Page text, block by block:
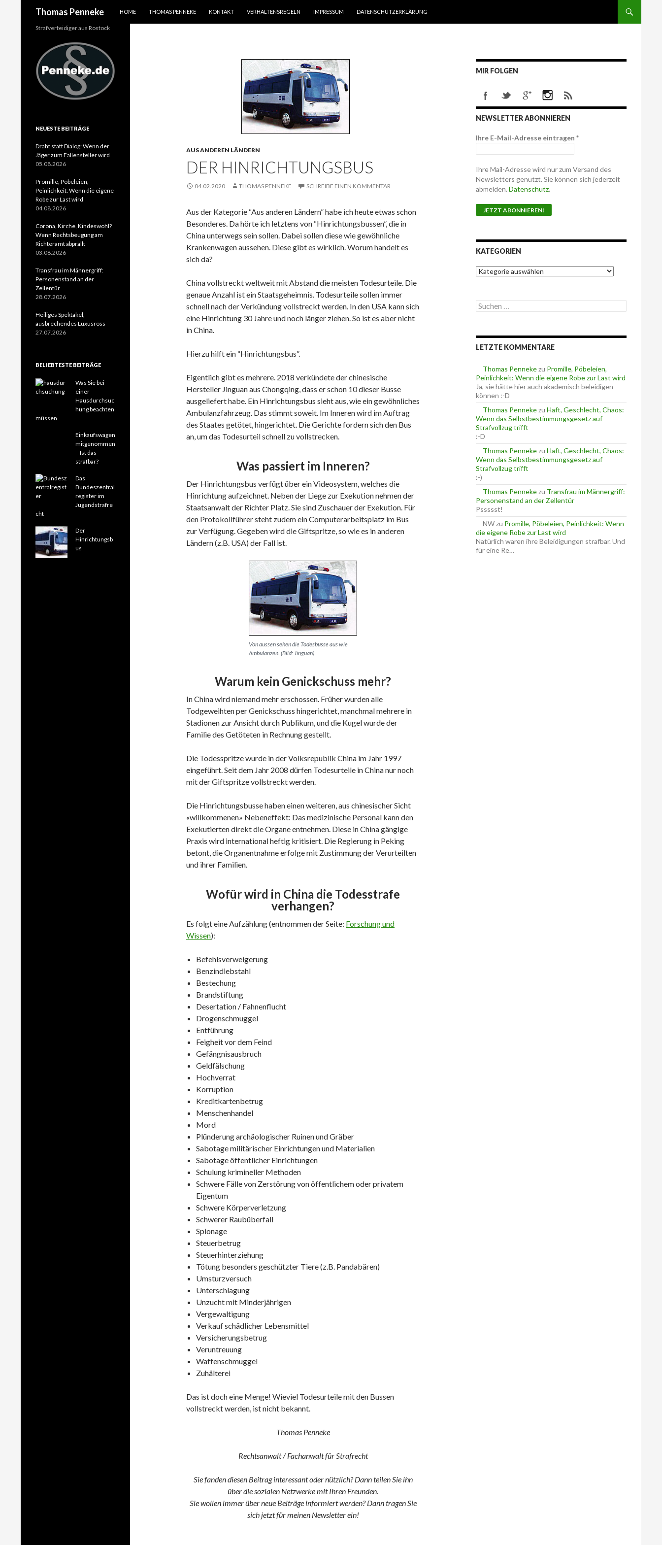
Thomas Penneke
HOME
THOMAS PENNEKE KONTAKT VERHALTENSREGELN IMPRESSUM DATENSCHUTZERKLÄRUNG
AUS ANDEREN LÄNDERN
DER HINRICHTUNGSBUS
04.02.2020 THOMAS PENNEKE SCHREIBE EINEN KOMMENTAR
Aus der Kategorie “Aus anderen Ländern” habe ich heute etwas schon
Besonderes. Da hörte ich letztens von “Hinrichtungsbussen”, die in
China unterwegs sein sollen. Dabei sollen diese wie gewöhnliche
Krankenwagen aussehen. Diese gibt es wirklich. Worum handelt es
sich da?
China vollstreckt weltweit mit Abstand die meisten Todesurteile. Die
genaue Anzahl ist ein Staatsgeheimnis. Todesurteile sollen immer
schnell nach der Verkündung vollstreckt werden. In den USA kann sich
eine Hinrichtung 30 Jahre und noch länger ziehen. So ist es aber nicht
in China.
Hierzu hilft ein “Hinrichtungsbus”.
Eigentlich gibt es mehrere. 2018 verkündete der chinesische
Hersteller Jinguan aus Chongqing, dass er schon 10 dieser Busse
ausgeliefert habe. Ein Hinrichtungsbus sieht aus, wie ein gewöhnliches
Ambulanzfahrzeug. Das stimmt soweit. Im Inneren wird im Auftrag
des Staates getötet, hingerichtet. Die Gerichte fordern sich den Bus
an, um das Todesurteil schnell zu vollstrecken.
Was passiert im Inneren?
Der Hinrichtungsbus verfügt über ein Videosystem, welches die
Hinrichtung aufzeichnet. Neben der Liege zur Exekution nehmen der
Staatsanwalt der Richter Platz. Sie sind Zuschauer der Exekution. Für
den Protokollführer steht zudem ein Computerarbeitsplatz im Bus
zur Verfügung. Gegeben wird die Giftspritze, so wie es in anderen
Ländern (z.B. USA) der Fall ist.
Von aussen sehen die Todesbusse aus wie
Ambulanzen. (Bild: Jinguan)
Warum kein Genickschuss mehr?
In China wird niemand mehr erschossen. Früher wurden alle
Todgeweihten per Genickschuss hingerichtet, manchmal mehrere in
Stadionen zur Ansicht durch Publikum, und die Kugel wurde der
Familie des Getöteten in Rechnung gestellt.
Die Todesspritze wurde in der Volksrepublik China im Jahr 1997
eingeführt. Seit dem Jahr 2008 dürfen Todesurteile in China nur noch
mit der Giftspritze vollstreckt werden.
Die Hinrichtungsbusse haben einen weiteren, aus chinesischer Sicht
«willkommenen» Nebeneffekt: Das medizinische Personal kann den
Exekutierten direkt die Organe entnehmen. Diese in China gängige
Praxis wird international heftig kritisiert. Die Regierung in Peking
betont, die Organentnahme erfolge mit Zustimmung der Verurteilten
und ihrer Familien.
Wofür wird in China die Todesstrafe
verhangen?
Es folgt eine Aufzählung (entnommen der Seite: Forschung und
Wissen):
Befehlsverweigerung
Benzindiebstahl
Bestechung
Brandstiftung
Desertation / Fahnenflucht
Drogenschmuggel
Entführung
Feigheit vor dem Feind
Gefängnisausbruch
Geldfälschung
Hochverrat
Korruption
Kreditkartenbetrug
Menschenhandel
Mord
Plünderung archäologischer Ruinen und Gräber
Sabotage militärischer Einrichtungen und Materialien
Sabotage öffentlicher Einrichtungen
Schulung krimineller Methoden
Schwere Fälle von Zerstörung von öffentlichem oder privatem
Eigentum
Schwere Körperverletzung
Schwerer Raubüberfall
Spionage
Steuerbetrug
Steuerhinterziehung
Tötung besonders geschützter Tiere (z.B. Pandabären)
Umsturzversuch
Unterschlagung
Unzucht mit Minderjährigen
Vergewaltigung
Verkauf schädlicher Lebensmittel
Versicherungsbetrug
Veruntreuung
Waffenschmuggel
Zuhälterei
Das ist doch eine Menge! Wieviel Todesurteile mit den Bussen
vollstreckt werden, ist nicht bekannt.
Thomas Penneke
Rechtsanwalt / Fachanwalt für Strafrecht
Sie fanden diesen Beitrag interessant oder nützlich? Dann teilen Sie ihn
über die sozialen Netzwerke mit Ihren Freunden.
Sie wollen immer über neue Beiträge informiert werden? Dann tragen Sie
sich jetzt für meinen Newsletter ein!
MIR FOLGEN
NEWSLETTER ABONNIEREN
Ihre E-Mail-Adresse eintragen *
Ihre Mail-Adresse wird nur zum Versand des
Newsletters genutzt. Sie können sich jederzeit
abmelden. Datenschutz.
KATEGORIEN
K
a
g
o
n
S
u
e
n
c
h
:
LETZTE KOMMENTARE
Thomas Pennekezu Promille, Pöbeleien,
Peinlichkeit: Wenn die eigene Robe zur Last wird
Ja, sie hätte hier auch akademisch beleidigen
können :-D
Thomas Pennekezu Haft, Geschlecht, Chaos:
Wenn das Selbstbestimmungsgesetz auf
Strafvollzug trifft
:-D
Thomas Pennekezu Haft, Geschlecht, Chaos:
Wenn das Selbstbestimmungsgesetz auf
Strafvollzug trifft
:-)
Thomas Pennekezu Transfrau im Männergriff:
Personenstand an der Zellentür
Pssssst!
NWzu Promille, Pöbeleien, Peinlichkeit: Wenn
die eigene Robe zur Last wird
Natürlich waren ihre Beleidigungen strafbar. Und
für eine Re…
Strafverteidiger aus Rostock
NEUESTE BEITRÄGE
Draht statt Dialog: Wenn der
Jäger zum Fallensteller wird
05.08.2026
Promille, Pöbeleien,
Peinlichkeit: Wenn die eigene
Robe zur Last wird
04.08.2026
Corona, Kirche, Kindeswohl?
Wenn Rechtsbeugung am
Richteramt abprallt
03.08.2026
Transfrau im Männergriff:
Personenstand an der
Zellentür
28.07.2026
Heiliges Spektakel,
ausbrechendes Luxusross
27.07.2026
BELIEBTESTE BEITRÄGE
Was Sie bei
einer
Hausdurchsuc
hung beachten
müssen
Einkaufswagen
mitgenommen
– Ist das
strafbar?
Das
Bundeszentral
register im
Jugendstrafre
cht
Der
Hinrichtungsb
us